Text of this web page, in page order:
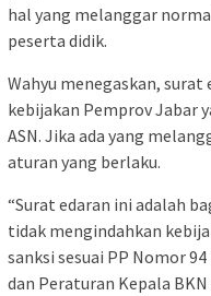
hal yang melanggar
peserta didik.
Wahyu menegaskan,
kebijakan Pemprov Jabar
ASN. Jika ada yang
aturan yang berlaku.
“Surat edaran ini adalah
tidak mengindahkan
sanksi sesuai PP Nomor
dan Peraturan Kepala